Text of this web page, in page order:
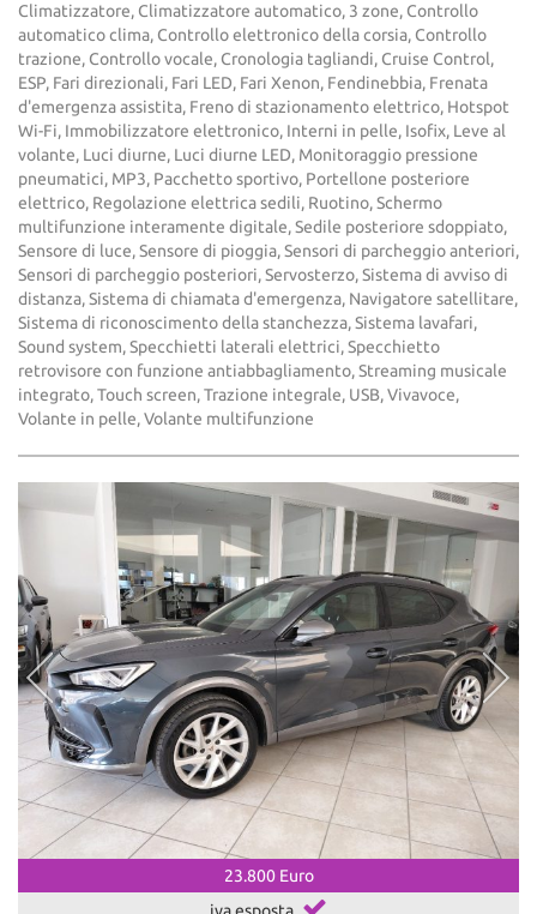
Climatizzatore, Climatizzatore automatico, 3 zone, Controllo
automatico clima, Controllo elettronico della corsia, Controllo
trazione, Controllo vocale, Cronologia tagliandi, Cruise Control,
ESP, Fari direzionali, Fari LED, Fari Xenon, Fendinebbia, Frenata
d'emergenza assistita, Freno di stazionamento elettrico, Hotspot
Wi-Fi, Immobilizzatore elettronico, Interni in pelle, Isofix, Leve al
volante, Luci diurne, Luci diurne LED, Monitoraggio pressione
pneumatici, MP3, Pacchetto sportivo, Portellone posteriore
elettrico, Regolazione elettrica sedili, Ruotino, Schermo
multifunzione interamente digitale, Sedile posteriore sdoppiato,
Sensore di luce, Sensore di pioggia, Sensori di parcheggio anteriori,
Sensori di parcheggio posteriori, Servosterzo, Sistema di avviso di
distanza, Sistema di chiamata d'emergenza, Navigatore satellitare,
Sistema di riconoscimento della stanchezza, Sistema lavafari,
Sound system, Specchietti laterali elettrici, Specchietto
retrovisore con funzione antiabbagliamento, Streaming musicale
integrato, Touch screen, Trazione integrale, USB, Vivavoce,
Volante in pelle, Volante multifunzione
23.800 Euro